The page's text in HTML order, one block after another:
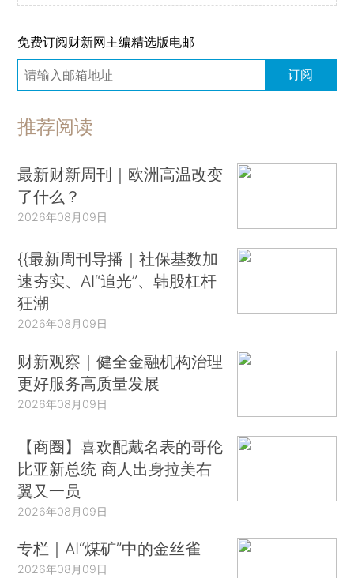
免费订阅财新网主编精选版电邮
订阅
推荐阅读
最新财新周刊｜欧洲高温改变
了什么？
2026年08月09日
{{最新周刊导播｜社保基数加
速夯实、AI“追光”、韩股杠杆
狂潮
2026年08月09日
财新观察｜健全金融机构治理
更好服务高质量发展
2026年08月09日
【商圈】喜欢配戴名表的哥伦
比亚新总统 商人出身拉美右
翼又一员
2026年08月09日
专栏｜AI“煤矿”中的金丝雀
2026年08月09日